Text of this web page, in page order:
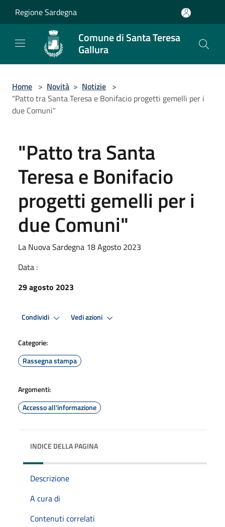
Regione Sardegna
Comune di Santa Teresa
Gallura
Home > Novità > Notizie >
"Patto tra Santa Teresa e Bonifacio progetti gemelli per i
due Comuni"
"Patto tra Santa
Teresa e Bonifacio
progetti gemelli per i
due Comuni"
La Nuova Sardegna 18 Agosto 2023
Data :
29 agosto 2023
Condividi Vedi azioni
Categorie:
Rassegna stampa
Argomenti:
Accesso all'informazione
INDICE DELLA PAGINA
Descrizione
A cura di
Contenuti correlati